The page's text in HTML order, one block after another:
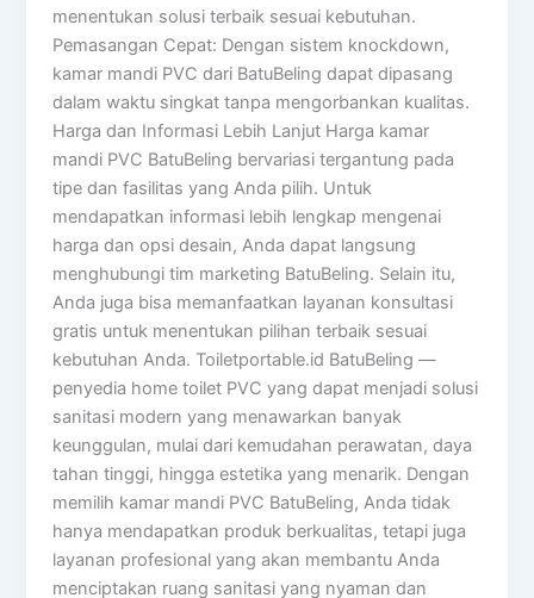
menentukan solusi terbaik sesuai kebutuhan.
Pemasangan Cepat: Dengan sistem knockdown,
kamar mandi PVC dari BatuBeling dapat dipasang
dalam waktu singkat tanpa mengorbankan kualitas.
Harga dan Informasi Lebih Lanjut Harga kamar
mandi PVC BatuBeling bervariasi tergantung pada
tipe dan fasilitas yang Anda pilih. Untuk
mendapatkan informasi lebih lengkap mengenai
harga dan opsi desain, Anda dapat langsung
menghubungi tim marketing BatuBeling. Selain itu,
Anda juga bisa memanfaatkan layanan konsultasi
gratis untuk menentukan pilihan terbaik sesuai
kebutuhan Anda. Toiletportable.id BatuBeling —
penyedia home toilet PVC yang dapat menjadi solusi
sanitasi modern yang menawarkan banyak
keunggulan, mulai dari kemudahan perawatan, daya
tahan tinggi, hingga estetika yang menarik. Dengan
memilih kamar mandi PVC BatuBeling, Anda tidak
hanya mendapatkan produk berkualitas, tetapi juga
layanan profesional yang akan membantu Anda
menciptakan ruang sanitasi yang nyaman dan